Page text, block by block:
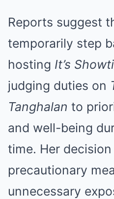
Reports suggest
temporarily step
hosting It’s
judging duties on
Tanghalan to
and well-being
time. Her
precautionary
unnecessary